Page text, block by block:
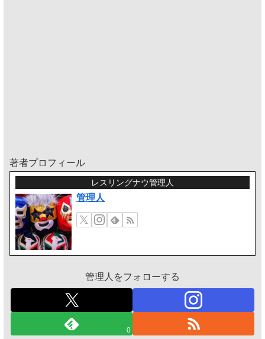
著者プロフィール
レスリングナウ管理人
管理人
管理人をフォローする
0